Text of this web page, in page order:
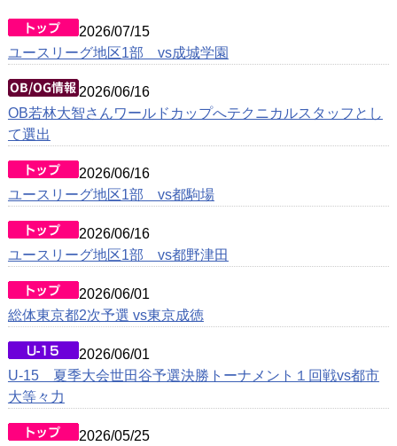
スケジュール
スタッフ/選手紹介
中等部
戦歴/卒業後の進路
リンク集
2026/07/15
ユースリーグ地区1部 vs成城学園
2026/06/16
OB若林大智さんワールドカップへテクニカルスタッフとし
て選出
2026/06/16
ユースリーグ地区1部 vs都駒場
2026/06/16
ユースリーグ地区1部 vs都野津田
2026/06/01
総体東京都2次予選 vs東京成徳
2026/06/01
U-15 夏季大会世田谷予選決勝トーナメント１回戦vs都市
大等々力
2026/05/25